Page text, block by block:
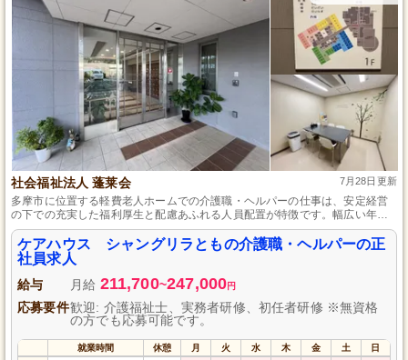
社会福祉法人 蓬莱会 7月28日更新
多摩市に位置する軽費老人ホームでの介護職・ヘルパーの仕事は、安定経営
の下での充実した福利厚生と配慮あふれる人員配置が特徴です。幅広い年齢
層のスタッフが活躍しており、風通しの良い職場で育児休暇取得実績も多
く、働きやすい環境が整っています。
ケアハウス シャングリラともの介護職・ヘルパーの正
社員求人
給与 月給 211,700~247,000円
応募要件歓迎: 介護福祉士、実務者研修、初任者研修 ※無資格
の方でも応募可能です。
就業時間 休憩 月 火 水 木 金 土 日